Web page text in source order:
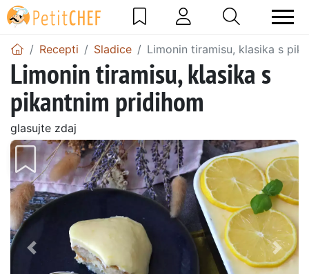
Recepti Sladice Limonin tiramisu, klasika s
Limonin tiramisu, klasika s
pikantnim pridihom
glasujte zdaj
Prejšnji